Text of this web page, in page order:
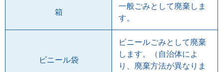
箱
一般ごみとして廃棄しま
す。
ビニール袋
ビニールごみとして廃棄
します。（自治体によ
り、廃棄方法が異なりま